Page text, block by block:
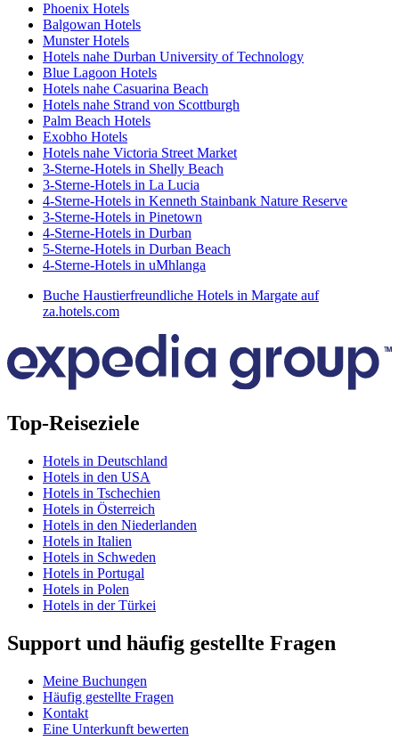
Phoenix Hotels
Balgowan Hotels
Munster Hotels
Hotels nahe Durban University of Technology
Blue Lagoon Hotels
Hotels nahe Casuarina Beach
Hotels nahe Strand von Scottburgh
Palm Beach Hotels
Exobho Hotels
Hotels nahe Victoria Street Market
3-Sterne-Hotels in Shelly Beach
3-Sterne-Hotels in La Lucia
4-Sterne-Hotels in Kenneth Stainbank Nature Reserve
3-Sterne-Hotels in Pinetown
4-Sterne-Hotels in Durban
5-Sterne-Hotels in Durban Beach
4-Sterne-Hotels in uMhlanga
Buche Haustierfreundliche Hotels in Margate auf
za.hotels.com
Top-Reiseziele
Hotels in Deutschland
Hotels in den USA
Hotels in Tschechien
Hotels in Österreich
Hotels in den Niederlanden
Hotels in Italien
Hotels in Schweden
Hotels in Portugal
Hotels in Polen
Hotels in der Türkei
Support und häufig gestellte Fragen
Meine Buchungen
Häufig gestellte Fragen
Kontakt
Eine Unterkunft bewerten